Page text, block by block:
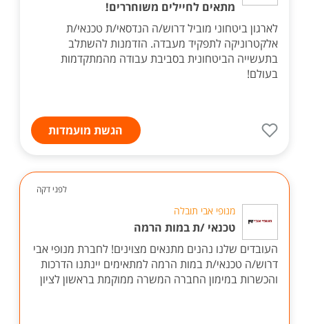
מתאים לחיילים משוחררים!
לארגון ביטחוני מוביל דרוש/ה הנדסאי/ת טכנאי/ת
אלקטרוניקה לתפקיד מעבדה. הזדמנות להשתלב
בתעשייה הביטחונית בסביבת עבודה מהמתקדמות
בעולם!
הגשת מועמדות
לפני דקה
מנופי אבי תובלה
טכנאי /ת במות הרמה
העובדים שלנו נהנים מתנאים מצוינים! לחברת מנופי אבי
דרוש/ה טכנאי/ת במות הרמה למתאימים יינתנו הדרכות
והכשרות במימון החברה המשרה ממוקמת בראשון לציון